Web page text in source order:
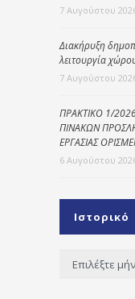
7 Αυγούστου
Διακήρυξη
λειτουργία
7 Αυγούστου
ΠΡΑΚΤΙΚΟ 1/
ΠΙΝΑΚΩΝ
ΕΡΓΑΣΙΑΣ
6 Αυγούστου
Ιστορικό
Ιστορικό